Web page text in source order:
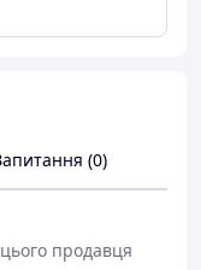
(0)
продавця